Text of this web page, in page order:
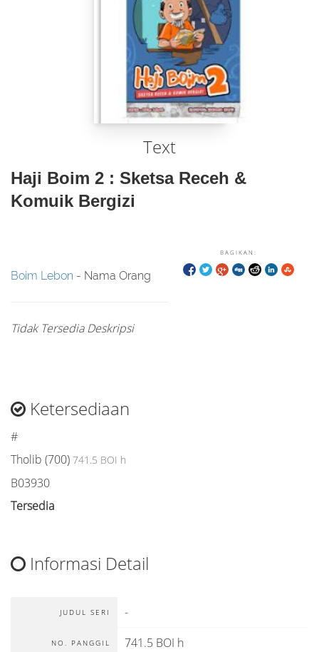
Text
Haji Boim 2 : Sketsa Receh &
Komuik Bergizi
BAGIKAN:
Boim Lebon - Nama Orang
Tidak Tersedia Deskripsi
Ketersediaan
#
Tholib (700) 741.5 BOI h
B03930
Tersedia
Informasi Detail
JUDUL SERI -
NO. PANGGIL 741.5 BOI h